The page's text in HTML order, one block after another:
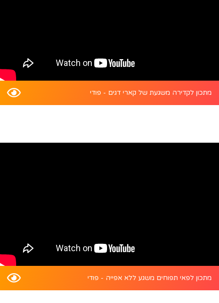
מתכון לקדירה משגעת של קארי דגים - פודי
מתכון לפאי תפוחים משגע ללא אפייה - פודי